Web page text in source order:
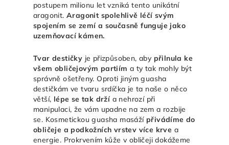
postupem milionu let vzniká tento unikátní
aragonit.Aragonit spolehlivě léčí svým
spojením se zemí a současně funguje jako
uzemňovací kámen.
Tvar destičky je přizpůsoben, aby přilnula ke
všem obličejovým partiím a ty tak mohly být
správně ošetřeny. Oproti jiným guasha
destičkám ve tvaru srdíčka je ta naše o něco
větší, lépe se tak drží a nehrozí při
manipulaci, že vám upadne na zem a rozbije
se. Kosmetickou guasha masážípřivádíme do
obličeje a podkožních vrstev více krve a
energie. Prokrvením kůže v obličeji dokážeme